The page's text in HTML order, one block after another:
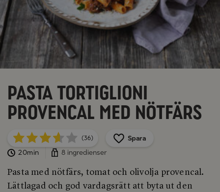
Pasta Tortiglioni
Provencal med nötfärs
(36)
Spara
20min
8 ingredienser
Pasta med nötfärs, tomat och olivolja provencal.
Lättlagad och god vardagsrätt att byta ut den